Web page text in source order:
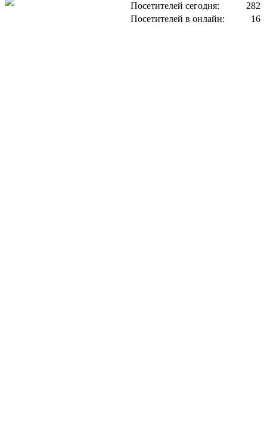
Посетителей сегодня:
282
Посетителей в онлайн:
16